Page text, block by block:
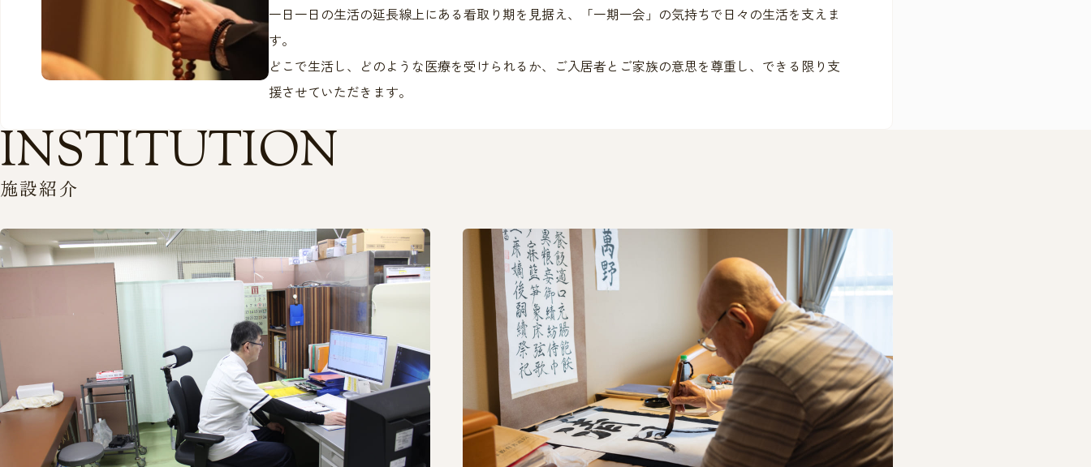
一日一日の生活の延長線上にある看取り期を見据え、「一期一会」の気持ちで日々の生活を支えま
す。
どこで生活し、どのような医療を受けられるか、ご入居者とご家族の意思を尊重し、できる限り支
援させていただきます。
INSTITUTION
施設紹介